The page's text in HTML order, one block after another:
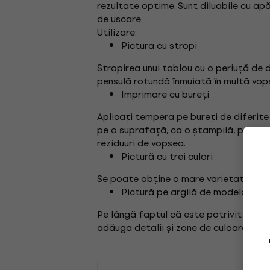
rezultate optime. Sunt diluabile cu
de uscare.
Utilizare:
Pictura cu stropi
Stropirea unui tablou cu o periuță
pensulă rotundă înmuiată în multă
Imprimare cu bureți
Aplicați tempera pe bureți de
pe o suprafață, ca o ștampilă,
reziduuri de vopsea.
Pictură cu trei culori
Se poate obține o mare varietate de
Pictură pe argilă de modelat
Pe lângă faptul că este potrivit
adăuga detalii și zone de culoare